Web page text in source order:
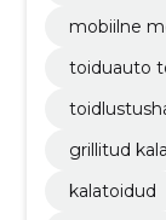
mobiilne
toiduauto
grillitud kala
kalatoidud